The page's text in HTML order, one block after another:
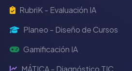
RubriK - Evaluación IA
Planeo - Diseño de Cursos
Gamificación IA
MÁTICA - Diagnóstico TIC